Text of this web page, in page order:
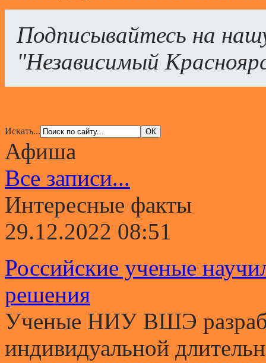
Подписывайтесь на
"Независимый
Искать...
Афиша
Все записи...
Интересные факты
29.12.2022 08:51
Российские ученые
решения
Ученые НИУ ВШЭ
индивидуальной